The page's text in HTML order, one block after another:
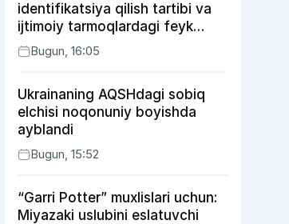
identifikatsiya qilish tartibi va
ijtimoiy tarmoqlardagi feyk
xabarlarga izoh berildi
Bugun, 16:05
Ukrainaning AQSHdagi sobiq
elchisi noqonuniy boyishda
ayblandi
Bugun, 15:52
“Garri Potter” muxlislari uchun:
Miyazaki uslubini eslatuvchi